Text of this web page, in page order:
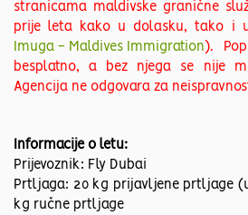
stranicama maldivske granične
prije leta kako u dolasku, tako i
Imuga - Maldives Immigration ).
besplatno, a bez njega se nije
Agencija ne odgovara za
Informacije o letu:
Prijevoznik: Fly Dubai
Prtljaga: 20 kg prijavljene prtljage
kg ručne prtljage